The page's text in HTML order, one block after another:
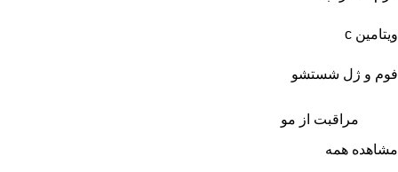
ویتامین c
فوم و ژل شستشو
مراقبت از مو
مشاهده همه